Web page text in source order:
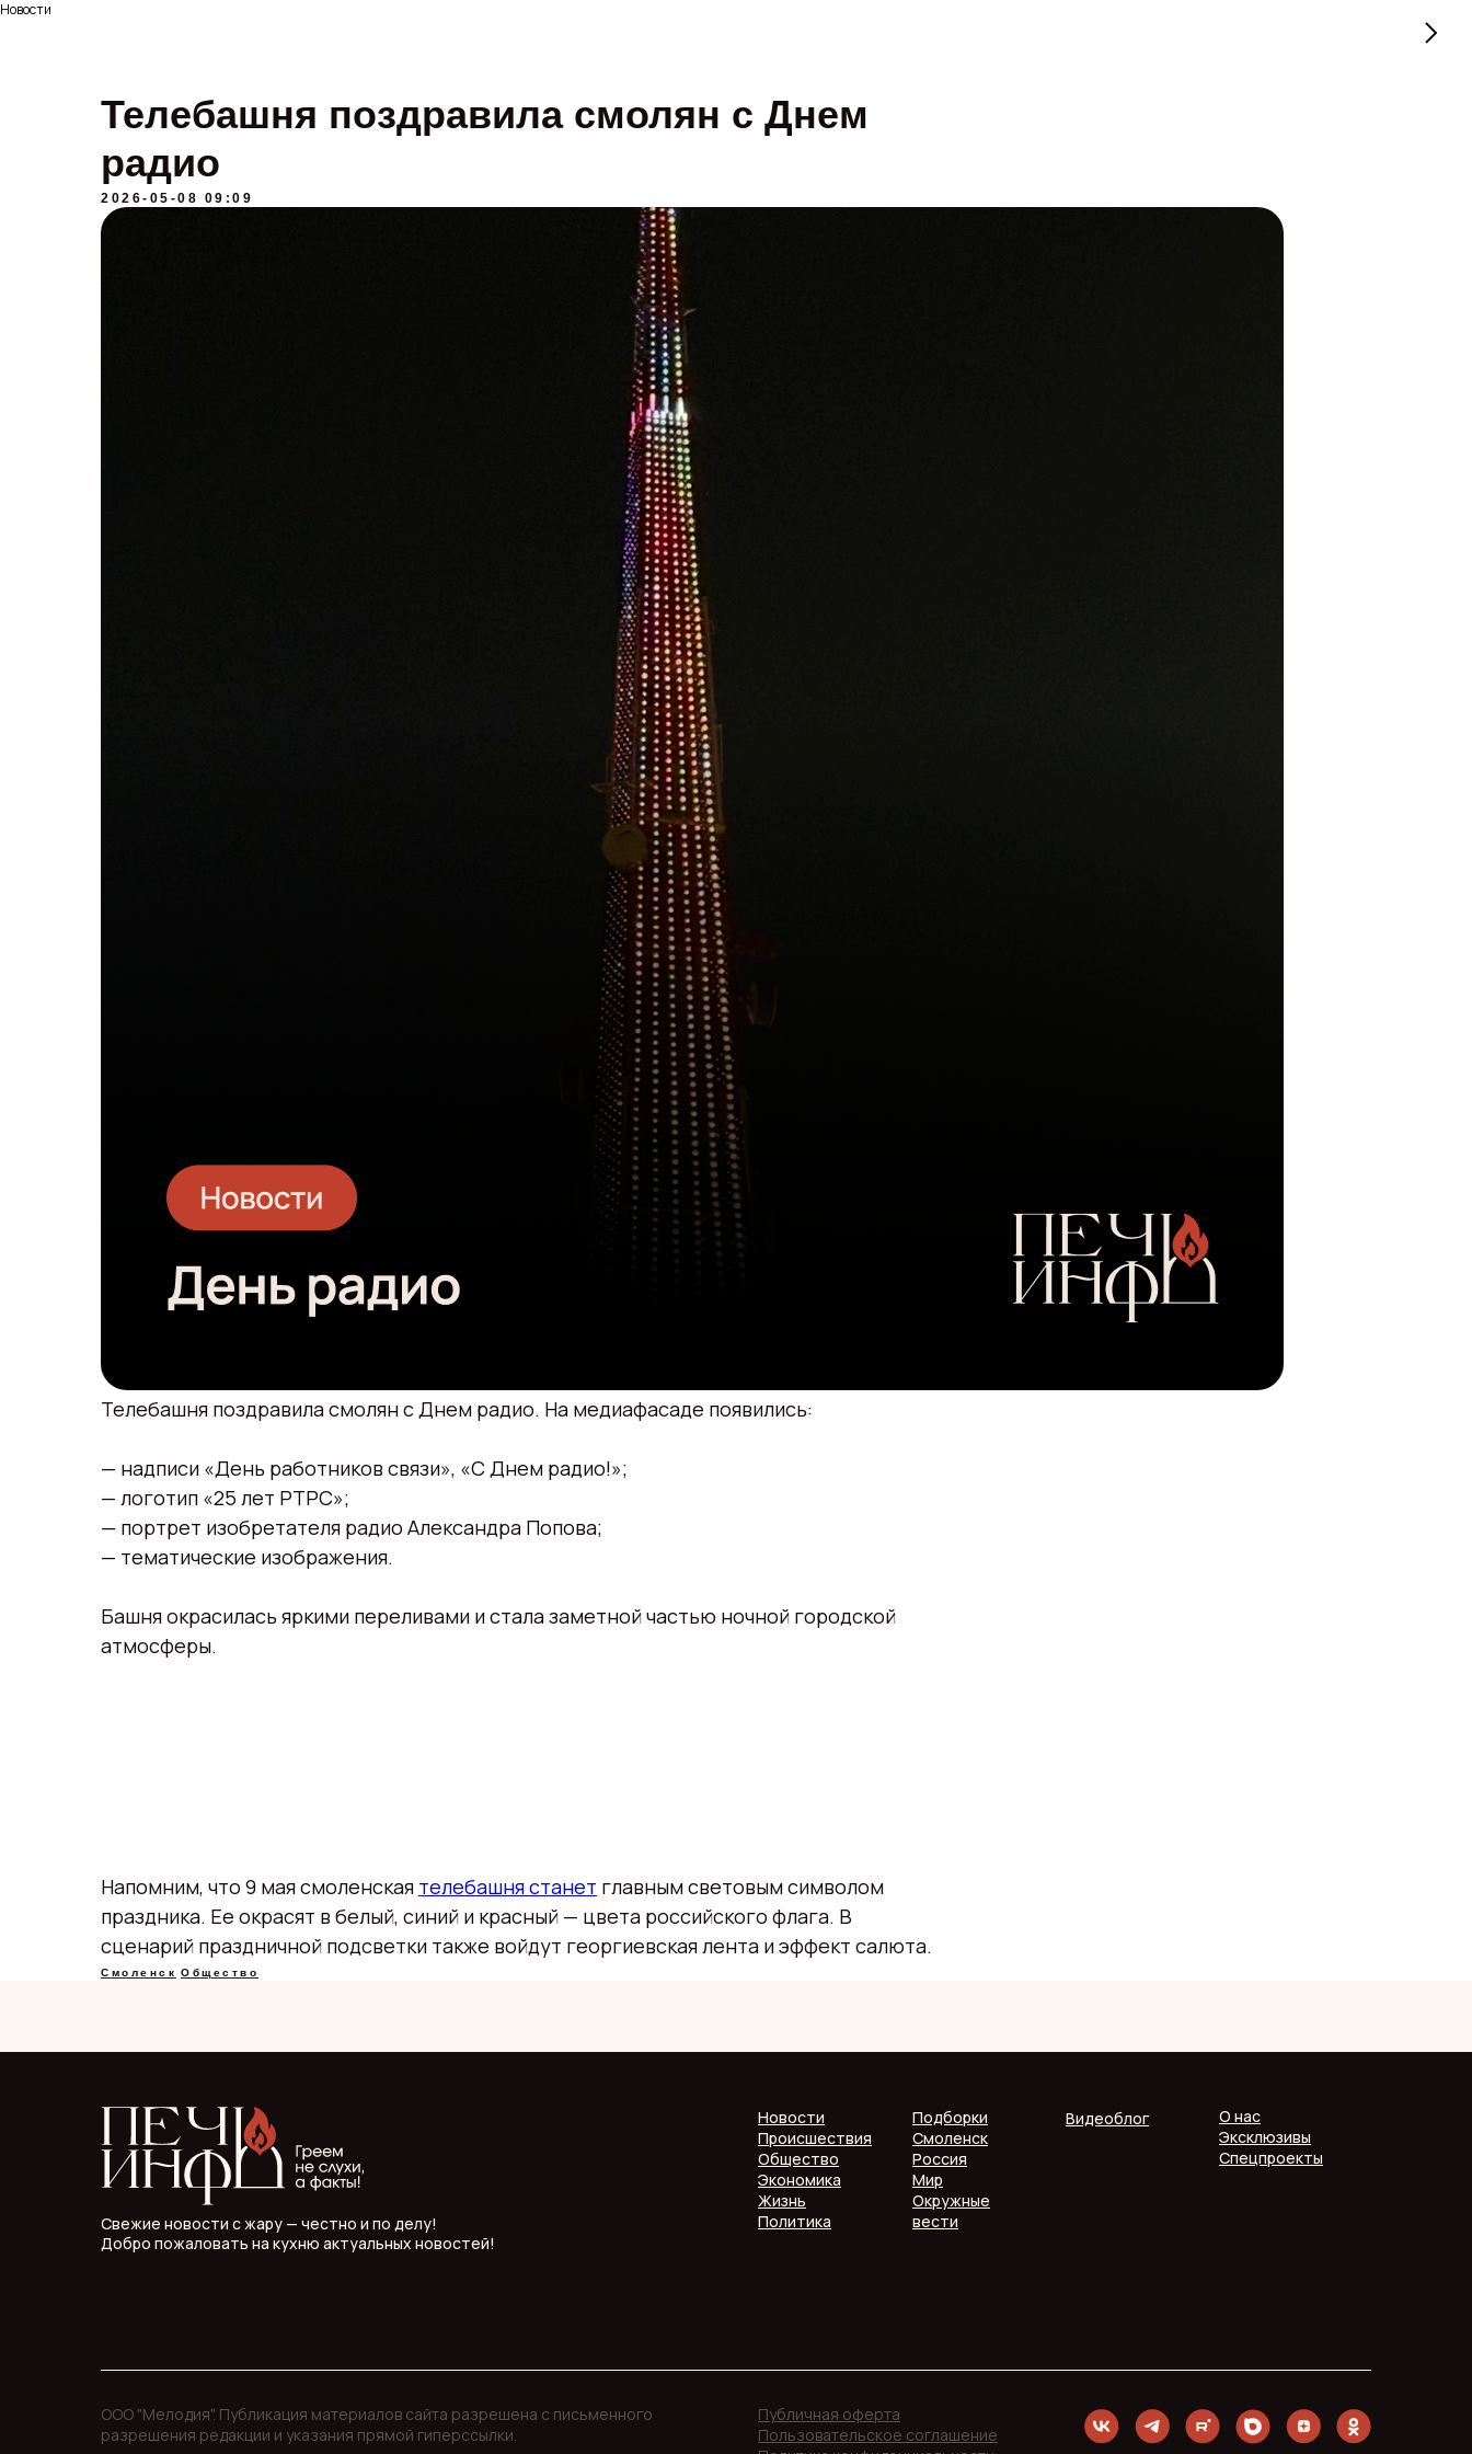
Новости
Телебашня поздравила смолян с Днем
радио
2026-05-08 09:09
Телебашня поздравила смолян с Днем радио. На медиафасаде появились:
— надписи «День работников связи», «С Днем радио!»;
— логотип «25 лет РТРС»;
— портрет изобретателя радио Александра Попова;
— тематические изображения.
Башня окрасилась яркими переливами и стала заметной частью ночной городской
атмосферы.
Напомним, что 9 мая смоленская телебашня станет главным световым символом
праздника. Ее окрасят в белый, синий и красный — цвета российского флага. В
сценарий праздничной подсветки также войдут георгиевская лента и эффект салюта.
Смоленск Общество
Свежие новости с жару — честно и по делу!
Добро пожаловать на кухню актуальных новостей!
Новости
Происшествия
Общество
Экономика
Жизнь
Политика
Подборки
Смоленск
Россия
Мир
Окружные
вести
Видеоблог
О нас
Эксклюзивы
Спецпроекты
ООО "Мелодия". Публикация материалов сайта разрешена с письменного
разрешения редакции и указания прямой гиперссылки.
Публичная оферта
Пользовательское соглашение